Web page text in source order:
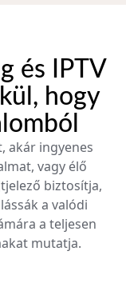
és IPTV
hogy
akár ingyenes
vagy élő
biztosítja,
a valódi
a teljesen
mutatja.